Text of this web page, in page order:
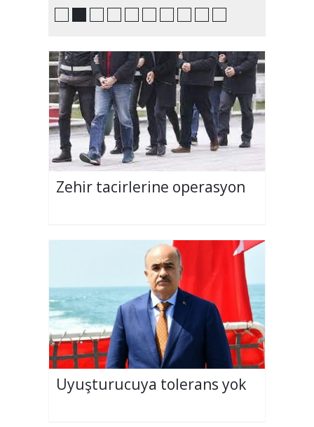
Zehir tacirlerine operasyon
Uyuşturucuya tolerans yok